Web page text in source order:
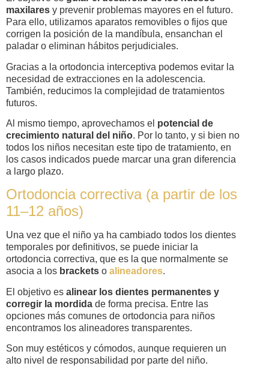
maxilares y prevenir problemas mayores en el futuro.
Para ello, utilizamos aparatos removibles o fijos que
corrigen la posición de la mandíbula, ensanchan el
paladar o eliminan hábitos perjudiciales.
Gracias a la ortodoncia interceptiva podemos evitar la
necesidad de extracciones en la adolescencia.
También, reducimos la complejidad de tratamientos
futuros.
Al mismo tiempo, aprovechamos el potencial de
crecimiento natural del niño. Por lo tanto, y si bien no
todos los niños necesitan este tipo de tratamiento, en
los casos indicados puede marcar una gran diferencia
a largo plazo.
Ortodoncia correctiva (a partir de los
11–12 años)
Una vez que el niño ya ha cambiado todos los dientes
temporales por definitivos, se puede iniciar la
ortodoncia correctiva, que es la que normalmente se
asocia a los brackets o alineadores.
El objetivo es alinear los dientes permanentes y
corregir la mordida de forma precisa. Entre las
opciones más comunes de ortodoncia para niños
encontramos los alineadores transparentes.
Son muy estéticos y cómodos, aunque requieren un
alto nivel de responsabilidad por parte del niño.